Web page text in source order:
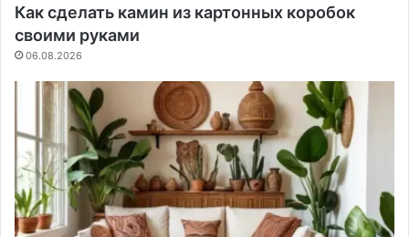
Как сделать камин из картонных коробок
своими руками
06.08.2026